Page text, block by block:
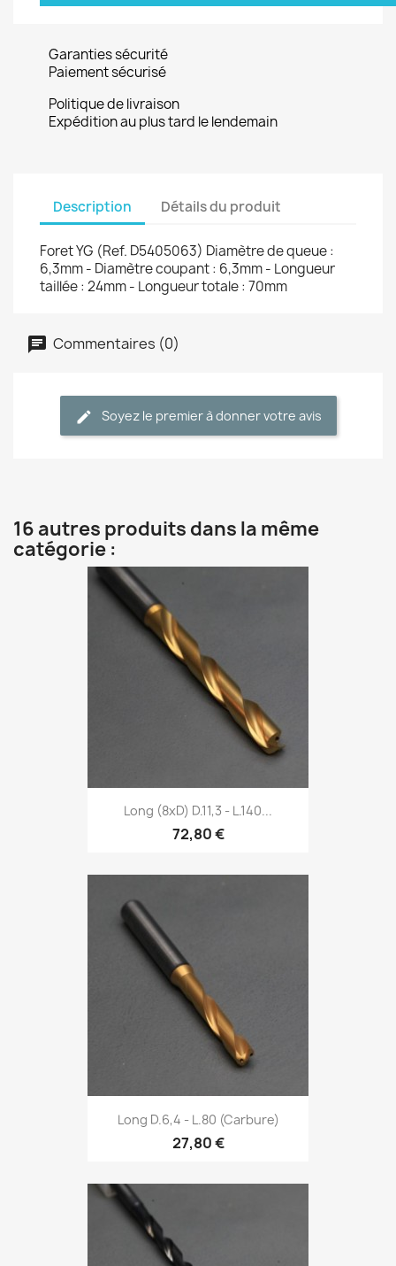
Garanties sécurité
Paiement sécurisé
Politique de livraison
Expédition au plus tard le lendemain
Description Détails du produit
Foret YG (Ref. D5405063) Diamètre de queue :
6,3mm - Diamètre coupant : 6,3mm - Longueur
taillée : 24mm - Longueur totale : 70mm
Commentaires (0)
Soyez le premier à donner votre avis
16 autres produits dans la même
catégorie :
Long (8xD) D.11,3 - L.140...
72,80 €
Long D.6,4 - L.80 (Carbure)
27,80 €